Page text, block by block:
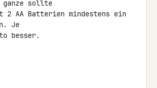
sollte
2 AA Batterien mindestens ein
Je
besser.